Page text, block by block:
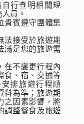
行查明相關規
員。
貴賓遵守團體集
法接受於旅遊期
滿足您的旅遊需
在不變更行程內
食、宿、交通等
排旅遊行程順
料為準；旅遊期
之因素影響，將
調整餐食及旅遊